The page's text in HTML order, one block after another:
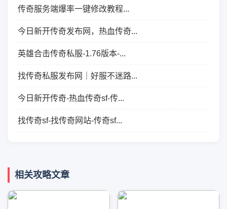
传奇服务端爆率一键修改教程...
今日新开传奇发布网，热血传奇...
英雄合击传奇私服-1.76版本-...
找传奇私服发布网｜好服不迷路...
今日新开传奇-热血传奇sf-传...
找传奇sf-找传奇网站-传奇sf...
相关攻略文章